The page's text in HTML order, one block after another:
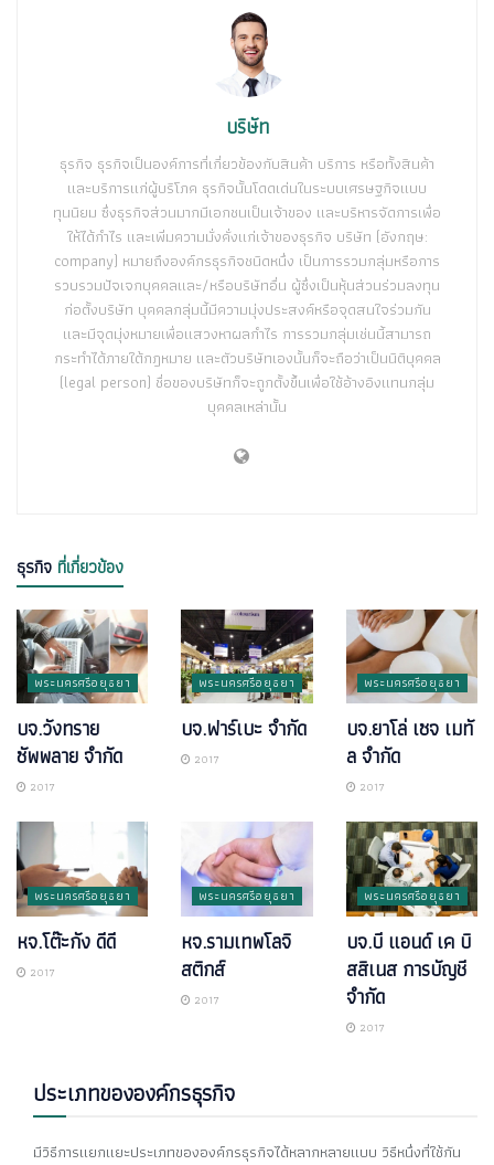
บริษัท
ธุรกิจ ธุรกิจเป็นองค์การที่เกี่ยวข้องกับสินค้า บริการ หรือทั้งสินค้า
และบริการแก่ผู้บริโภค ธุรกิจนั้นโดดเด่นในระบบเศรษฐกิจแบบ
ทุนนิยม ซึ่งธุรกิจส่วนมากมีเอกชนเป็นเจ้าของ และบริหารจัดการเพื่อ
ให้ได้กำไร และเพิ่มความมั่งคั่งแก่เจ้าของธุรกิจ บริษัท (อังกฤษ:
company) หมายถึงองค์กรธุรกิจชนิดหนึ่ง เป็นการรวมกลุ่มหรือการ
รวบรวมปัจเจกบุคคลและ/หรือบริษัทอื่น ผู้ซึ่งเป็นหุ้นส่วนร่วมลงทุน
ก่อตั้งบริษัท บุคคลกลุ่มนี้มีความมุ่งประสงค์หรือจุดสนใจร่วมกัน
และมีจุดมุ่งหมายเพื่อแสวงหาผลกำไร การรวมกลุ่มเช่นนี้สามารถ
กระทำได้ภายใต้กฎหมาย และตัวบริษัทเองนั้นก็จะถือว่าเป็นนิติบุคคล
(legal person) ชื่อของบริษัทก็จะถูกตั้งขึ้นเพื่อใช้อ้างอิงแทนกลุ่ม
บุคคลเหล่านั้น
ธุรกิจ ที่เกี่ยวข้อง
พระนครศรีอยุธยา
บจ.วังทราย
ซัพพลาย จำกัด
2017
พระนครศรีอยุธยา
บจ.ฟาร์เบะ จำกัด
2017
พระนครศรีอยุธยา
บจ.ยาโล่ เซจ เมทั
ล จำกัด
2017
พระนครศรีอยุธยา
หจ.โต๊ะกัง ดีดี
2017
พระนครศรีอยุธยา
หจ.รามเทพโลจิ
สติกส์
2017
พระนครศรีอยุธยา
บจ.บี แอนด์ เค บิ
สสิเนส การบัญชี
จำกัด
2017
ประเภทขององค์กรธุรกิจ
มีวิธีการแยกแยะประเภทขององค์กรธุรกิจได้หลากหลายแบบ วิธีหนึ่งที่ใช้กัน